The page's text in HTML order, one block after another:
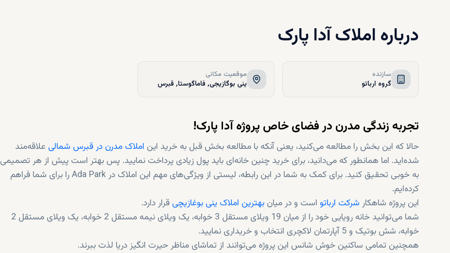
درباره املاک آدا پارک
سازنده
گروه ارباتو
موقعیت مکانی
ینی بوگازیجی, فاماگوستا, قبرس
تجربه زندگی مدرن در فضای خاص پروژه آدا پارک!
حالا که این بخش را مطالعه می‌کنید، یعنی آنکه با مطالعه بخش قبل به خرید این املاک مدرن در قبرس شمالی علاقه‌مند
شده‌اید. اما همانطور که می‌دانید، برای خرید چنین خانه‌ای باید پول زیادی پرداخت نمایید. پس بهتر است پیش از هر تصمیمی
به خوبی تحقیق کنید. برای کمک به شما در این رابطه، لیستی از ویژگی‌های مهم این املاک در Ada Park را برای شما فراهم
کرده‌ایم.
این پروژه شاهکار شرکت ارباتو است و در میان بهترین املاک ینی بوغازیچی قرار دارد.
شما می‌توانید خانه رویایی خود را از میان 19 ویلای مستقل 3 خوابه، یک ویلای نیمه مستقل 2 خوابه، یک ویلای مستقل 2
خوابه، شش بوتیک و 5 آپارتمان لاکچری انتخاب و خریداری نمایید.
همچنین تمامی ساکنین خوش شانس این پروژه می‌توانند از تماشای مناظر حیرت انگیز دریا لذت ببرند.